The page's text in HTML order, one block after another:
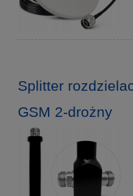
Splitter
GSM 2-drożny